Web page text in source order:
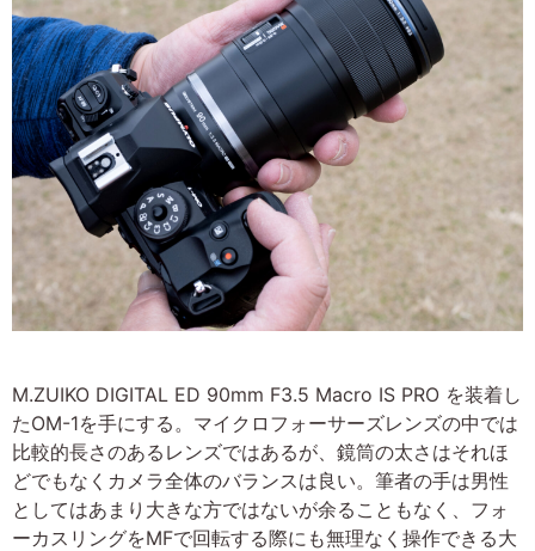
M.ZUIKO DIGITAL ED 90mm F3.5 Macro IS PRO を装着し
たOM-1を手にする。マイクロフォーサーズレンズの中では
比較的長さのあるレンズではあるが、鏡筒の太さはそれほ
どでもなくカメラ全体のバランスは良い。筆者の手は男性
としてはあまり大きな方ではないが余ることもなく、フォ
ーカスリングをMFで回転する際にも無理なく操作できる大